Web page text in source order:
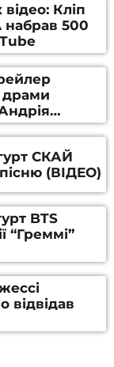
Кліп
набрав 500
драми
СКАЙ
(ВІДЕО)
BTS
“Греммі”
відвідав